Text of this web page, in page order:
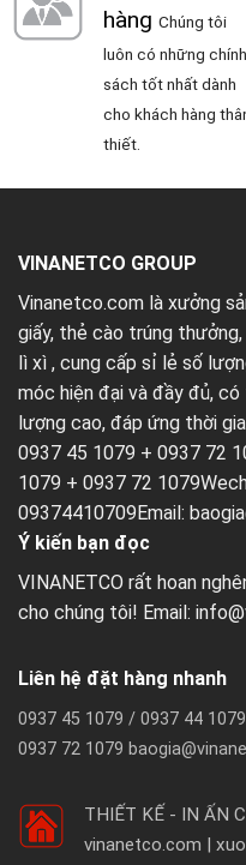
hàng Chúng tôi
luôn có những chính
sách tốt nhất dành
cho khách hàng
thiết.
VINANETCO GROUP
Vinanetco.com là xưởng
giấy, thẻ cào trúng thưởng,
lì xì , cung cấp sỉ lẻ số
móc hiện đại và đầy đủ,
lượng cao, đáp ứng thời
0937 45 1079 + 0937 72
1079 + 0937 72
09374410709Email:
Ý kiến bạn đọc
VINANETCO rất hoan
cho chúng tôi! Email:
Liên hệ đặt hàng nhanh
0937 45 1079 / 0937 44
0937 72 1079
THIẾT KẾ - IN ẤN
vinanetco.com |